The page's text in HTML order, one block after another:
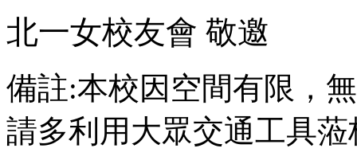
北一女校友會 敬邀
備註:本校因空間有限，
請多利用大眾交通工具